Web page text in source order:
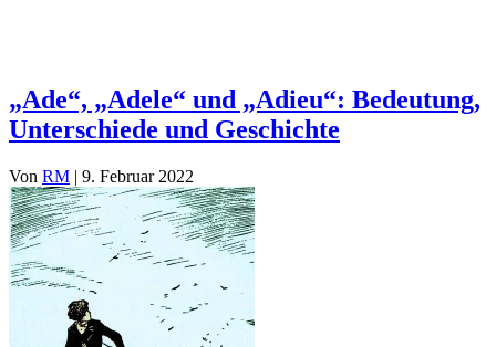
„Ade“, „Adele“ und „Adieu“: Bedeutung,
Unterschiede und Geschichte
Von RM | 9. Februar 2022